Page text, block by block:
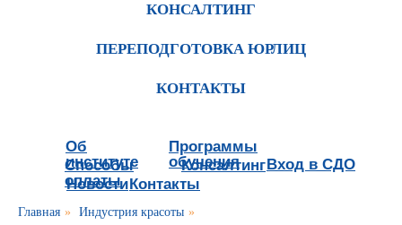
КОНСАЛТИНГ
ПЕРЕПОДГОТОВКА ЮРЛИЦ
КОНТАКТЫ
Об
институте
Программы
обучения
Способы
оплаты
Консалтинг
Новости
Вход в СДО
Контакты
Главная » Индустрия красоты »